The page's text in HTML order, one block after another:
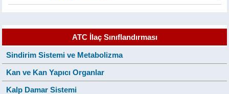
ATC İlaç Sınıflandırması
Sindirim Sistemi ve Metabolizma
Kan ve Kan Yapıcı Organlar
Kalp Damar Sistemi